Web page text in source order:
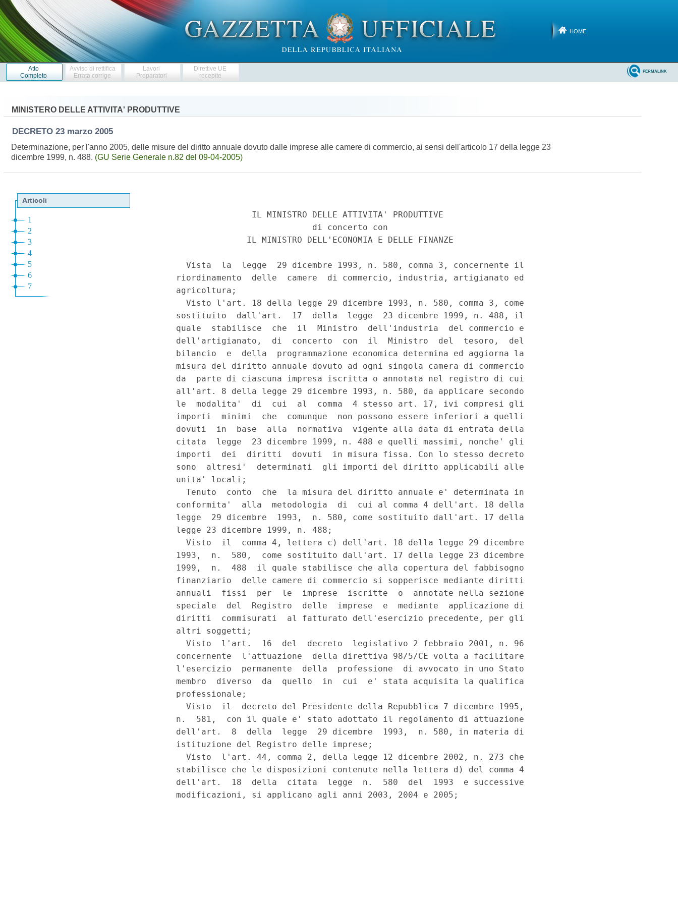
HOME
Atto
Completo
Avviso di rettifica
Errata corrige
Lavori
Preparatori
Direttive UE
recepite
PERMALINK
MINISTERO DELLE ATTIVITA' PRODUTTIVE
DECRETO 23 marzo 2005
Determinazione, per l'anno 2005, delle misure del diritto annuale dovuto dalle imprese alle camere di commercio, ai sensi dell'articolo 17 della legge 23
dicembre 1999, n. 488. (GU Serie Generale n.82 del 09-04-2005)